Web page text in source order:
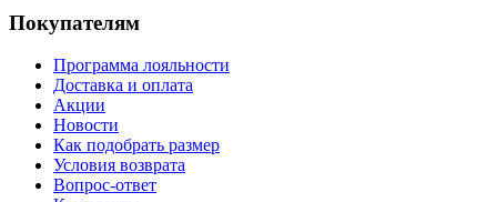
Покупателям
Программа лояльности
Доставка и оплата
Акции
Новости
Как подобрать размер
Условия возврата
Вопрос-ответ